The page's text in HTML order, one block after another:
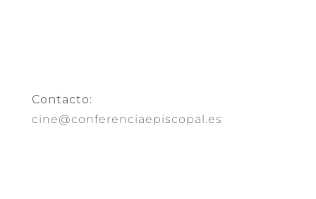
Contacto:
cine@conferenciaepiscopal.es